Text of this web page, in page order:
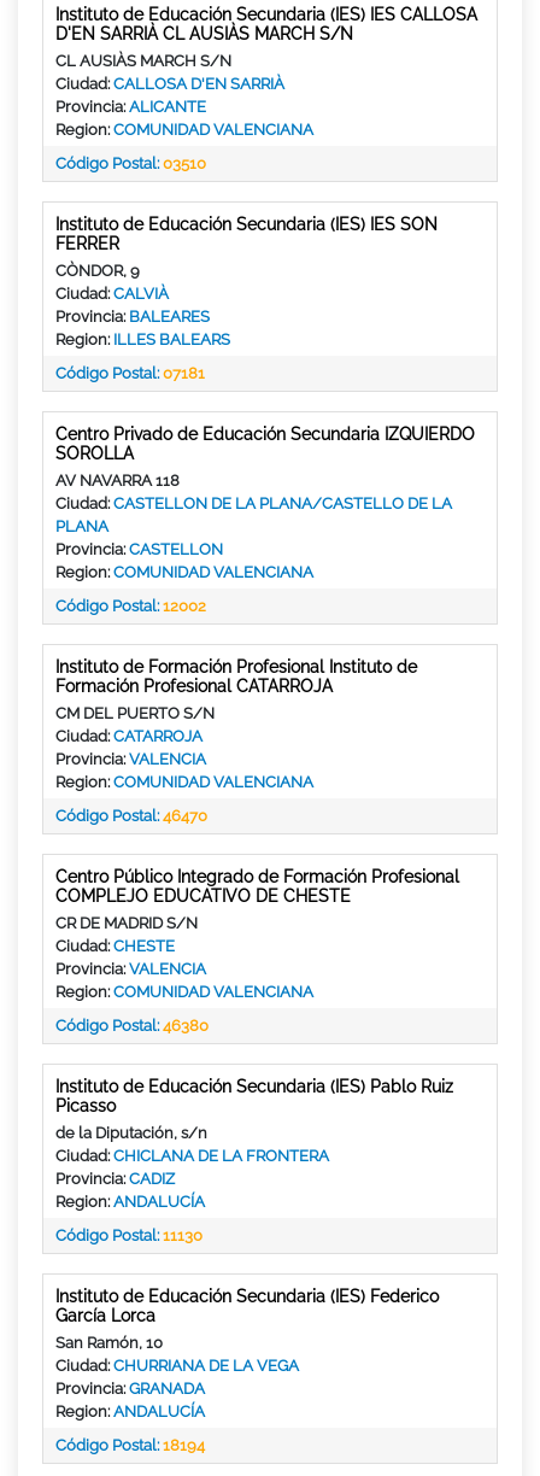
Instituto de Educación Secundaria (IES) IES CALLOSA
D'EN SARRIÀ CL AUSIÀS MARCH S/N
CL AUSIÀS MARCH S/N
Ciudad:CALLOSA D'EN SARRIÀ
Provincia:ALICANTE
Region:COMUNIDAD VALENCIANA
Código Postal:03510
Instituto de Educación Secundaria (IES) IES SON
FERRER
CÒNDOR, 9
Ciudad:CALVIÀ
Provincia: BALEARES
Region: ILLES BALEARS
Código Postal:07181
Centro Privado de Educación Secundaria IZQUIERDO
SOROLLA
AV NAVARRA 118
Ciudad:CASTELLON DE LA PLANA/CASTELLO DE LA
PLANA
Provincia:CASTELLON
Region:COMUNIDAD VALENCIANA
Código Postal:12002
Instituto de Formación Profesional Instituto de
Formación Profesional CATARROJA
CM DEL PUERTO S/N
Ciudad:CATARROJA
Provincia:VALENCIA
Region:COMUNIDAD VALENCIANA
Código Postal:46470
Centro Público Integrado de Formación Profesional
COMPLEJO EDUCATIVO DE CHESTE
CR DE MADRID S/N
Ciudad:CHESTE
Provincia:VALENCIA
Region:COMUNIDAD VALENCIANA
Código Postal:46380
Instituto de Educación Secundaria (IES) Pablo Ruiz
Picasso
de la Diputación, s/n
Ciudad:CHICLANA DE LA FRONTERA
Provincia:CADIZ
Region:ANDALUCÍA
Código Postal:11130
Instituto de Educación Secundaria (IES) Federico
García Lorca
San Ramón, 10
Ciudad:CHURRIANA DE LA VEGA
Provincia:GRANADA
Region:ANDALUCÍA
Código Postal:18194